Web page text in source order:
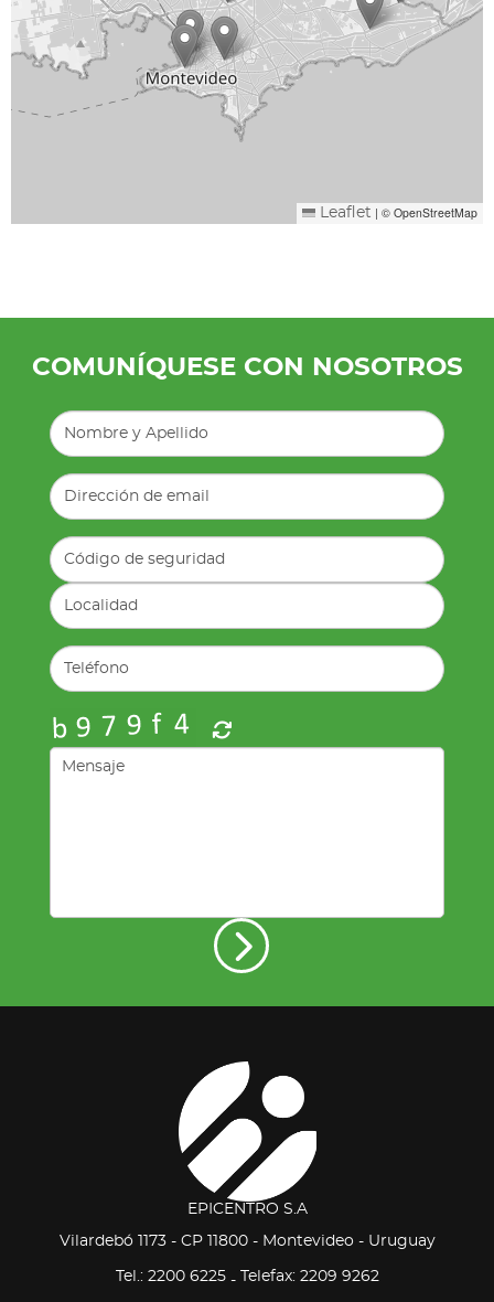
Leaflet | © OpenStreetMap
COMUNÍQUESE CON NOSOTROS
EPICENTRO S.A
Vilardebó 1173 - CP 11800 - Montevideo - Uruguay
Tel.: 2200 6225- Telefax: 2209 9262